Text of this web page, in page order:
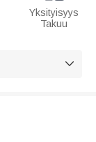
Yksityisyys
Takuu
